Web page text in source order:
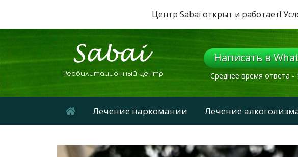
Центр Sabai открыт и работает!
Реабилитационный центр
Написать в
Среднее время ответа -
Лечение наркомании Лечение